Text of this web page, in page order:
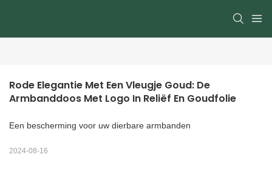
Rode Elegantie Met Een Vleugje Goud: De
Armbanddoos Met Logo In Reliëf En Goudfolie
Een bescherming voor uw dierbare armbanden
2024-08-16